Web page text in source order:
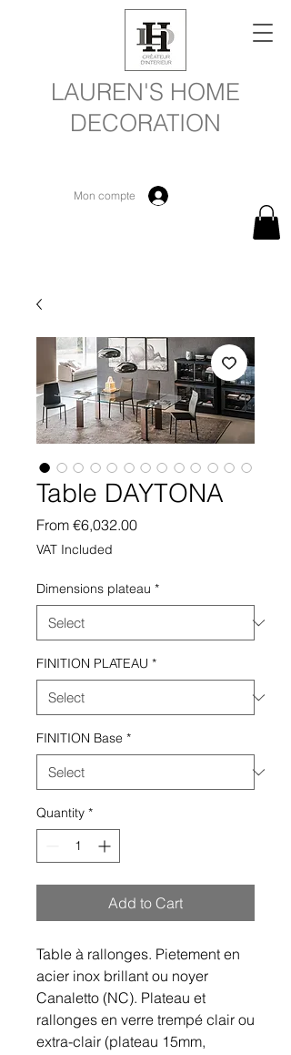
LAUREN'S HOME
DECORATION
Mon compte
Table DAYTONA
From €6,032.00Sale
VAT Included
Dimensions plateau *
FINITION PLATEAU *
FINITION Base *
Quantity *
Add to Cart
Table à rallonges. Pietement en
acier inox brillant ou noyer
Canaletto (NC). Plateau et
rallonges en verre trempé clair ou
extra-clair (plateau 15mm,